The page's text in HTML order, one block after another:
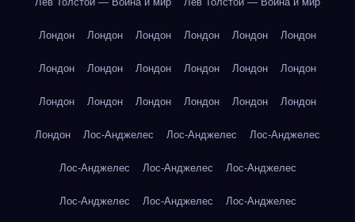
Лондон Лондон Лондон Лондон Лондон Лондон
Лондон Лондон Лондон Лондон Лондон Лондон
Лондон Лондон Лондон Лондон Лондон Лондон
Лондон Лос-Анджелес Лос-Анджелес Лос-Анджелес
Лос-Анджелес Лос-Анджелес Лос-Анджелес
Лос-Анджелес Лос-Анджелес Лос-Анджелес